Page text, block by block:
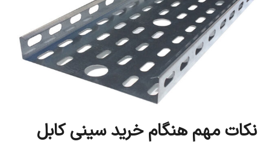
نکات مهم هنگام خرید سینی کابل